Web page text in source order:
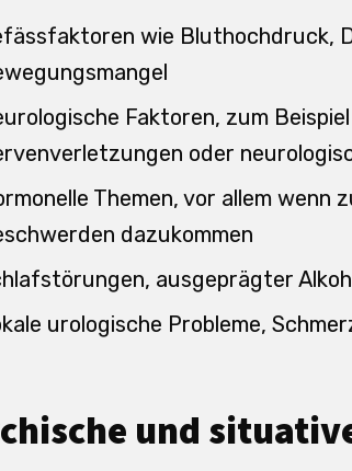
wie Bluthochdruck,
Faktoren, zum
oder
Themen, vor allem
dazukommen
ausgeprägter
urologische Probleme,
und